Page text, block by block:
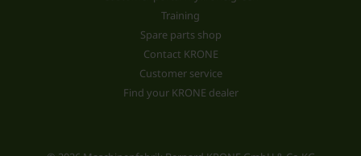
Training
Spare parts shop
Contact KRONE
Customer service
Find your KRONE dealer